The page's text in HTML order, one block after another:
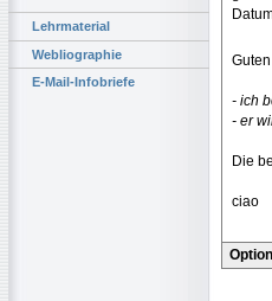
Lehrmaterial
Webliographie
E-Mail-Infobriefe
- ich
- er
Die
ciao